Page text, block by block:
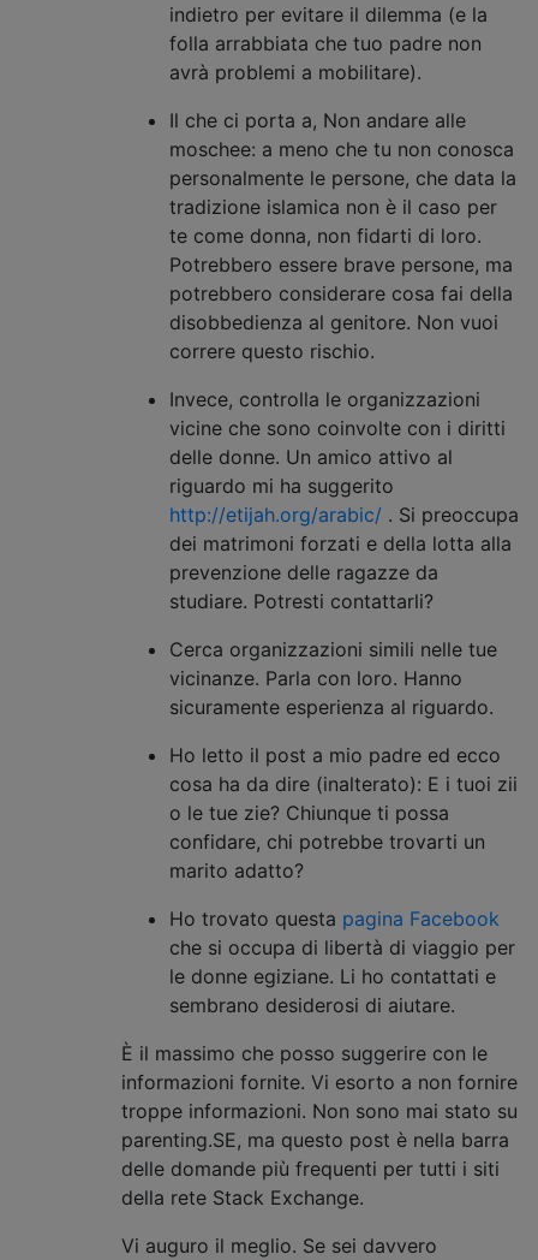
indietro per evitare il dilemma (e la
folla arrabbiata che tuo padre non
avrà problemi a mobilitare).
Il che ci porta a, Non andare alle
moschee: a meno che tu non conosca
personalmente le persone, che data la
tradizione islamica non è il caso per
te come donna, non fidarti di loro.
Potrebbero essere brave persone, ma
potrebbero considerare cosa fai della
disobbedienza al genitore. Non vuoi
correre questo rischio.
Invece, controlla le organizzazioni
vicine che sono coinvolte con i diritti
delle donne. Un amico attivo al
riguardo mi ha suggerito
http://etijah.org/arabic/ . Si preoccupa
dei matrimoni forzati e della lotta alla
prevenzione delle ragazze da
studiare. Potresti contattarli?
Cerca organizzazioni simili nelle tue
vicinanze. Parla con loro. Hanno
sicuramente esperienza al riguardo.
Ho letto il post a mio padre ed ecco
cosa ha da dire (inalterato): E i tuoi zii
o le tue zie? Chiunque ti possa
confidare, chi potrebbe trovarti un
marito adatto?
Ho trovato questa pagina Facebook
che si occupa di libertà di viaggio per
le donne egiziane. Li ho contattati e
sembrano desiderosi di aiutare.
È il massimo che posso suggerire con le
informazioni fornite. Vi esorto a non fornire
troppe informazioni. Non sono mai stato su
parenting.SE, ma questo post è nella barra
delle domande più frequenti per tutti i siti
della rete Stack Exchange.
Vi auguro il meglio. Se sei davvero